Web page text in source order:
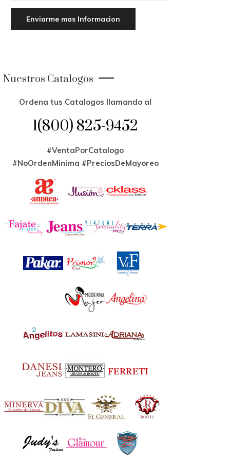
Nuestros Catalogos
Ordena tus Catalogos llamando al
1(800) 825-9452
#VentaPorCatalogo
#NoOrdenMinima #PreciosDeMayoreo